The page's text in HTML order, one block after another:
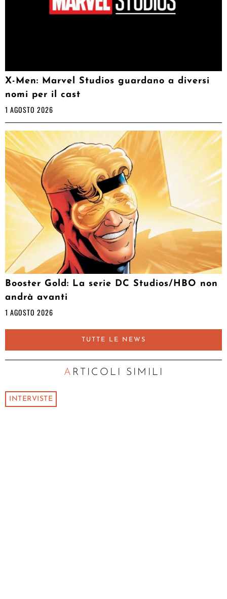
X-Men: Marvel Studios guardano a diversi
nomi per il cast
1 AGOSTO 2026
Booster Gold: La serie DC Studios/HBO non
andrà avanti
1 AGOSTO 2026
TUTTE LE NEWS
ARTICOLI SIMILI
INTERVISTE